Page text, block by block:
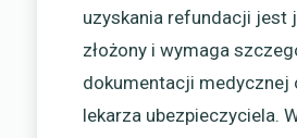
uzyskania refundacji jest
złożony i wymaga
dokumentacji medycznej
lekarza ubezpieczyciela.